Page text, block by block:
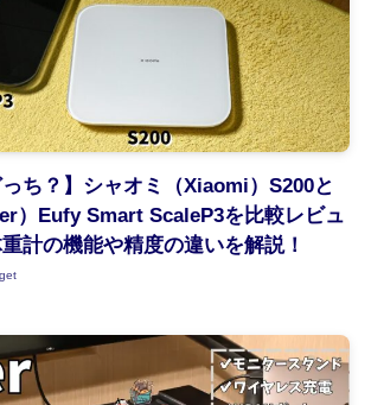
っち？】シャオミ（Xiaomi）S200と
）Eufy Smart ScaleP3を比較レビュ
計の機能や精度の違いを解説！